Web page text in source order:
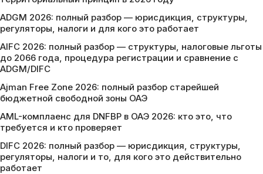
ADGM 2026: полный разбор — юрисдикция, структуры,
регуляторы, налоги и для кого это работает
AIFC 2026: полный разбор — структуры, налоговые льготы
до 2066 года, процедура регистрации и сравнение с
ADGM/DIFC
Ajman Free Zone 2026: полный разбор старейшей
бюджетной свободной зоны ОАЭ
AML-комплаенс для DNFBP в ОАЭ 2026: кто это, что
требуется и кто проверяет
DIFC 2026: полный разбор — юрисдикция, структуры,
регуляторы, налоги и то, для кого это действительно
работает